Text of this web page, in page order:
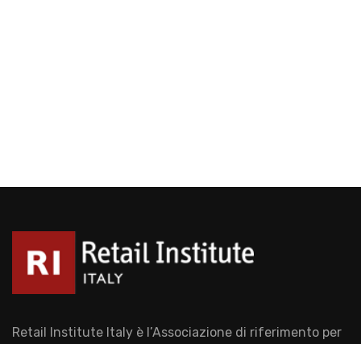
Retail Institute Italy è l’Associazione di riferimento per